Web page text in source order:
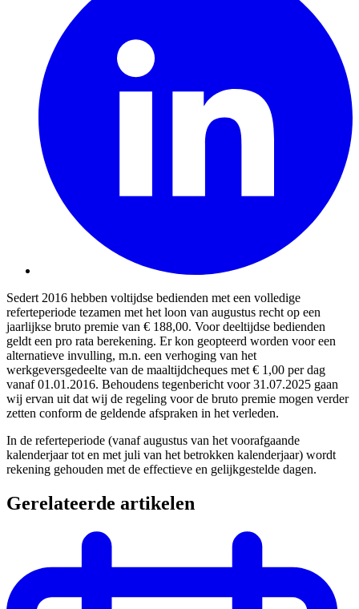
Sedert 2016 hebben voltijdse bedienden met een volledige
referteperiode tezamen met het loon van augustus recht op een
jaarlijkse bruto premie van € 188,00. Voor deeltijdse bedienden
geldt een pro rata berekening. Er kon geopteerd worden voor een
alternatieve invulling, m.n. een verhoging van het
werkgeversgedeelte van de maaltijdcheques met € 1,00 per dag
vanaf 01.01.2016. Behoudens tegenbericht voor 31.07.2025 gaan
wij ervan uit dat wij de regeling voor de bruto premie mogen verder
zetten conform de geldende afspraken in het verleden.
In de referteperiode (vanaf augustus van het voorafgaande
kalenderjaar tot en met juli van het betrokken kalenderjaar) wordt
rekening gehouden met de effectieve en gelijkgestelde dagen.
Gerelateerde artikelen